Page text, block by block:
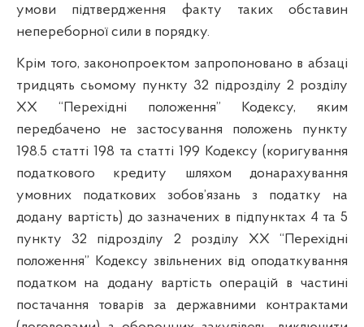
умови підтвердження факту таких обставин
непереборної сили в порядку.
Крім того, законопроектом запропоновано в абзаці
тридцять сьомому пункту 32 підрозділу 2 розділу
XX “Перехідні положення” Кодексу, яким
передбачено не застосування положень пункту
198.5 статті 198 та статті 199 Кодексу (коригування
податкового кредиту шляхом донарахування
умовних податкових зобов’язань з податку на
додану вартість) до зазначених в підпунктах 4 та 5
пункту 32 підрозділу 2 розділу XX “Перехідні
положення” Кодексу звільнених від оподаткування
податком на додану вартість операцій в частині
постачання товарів за державними контрактами